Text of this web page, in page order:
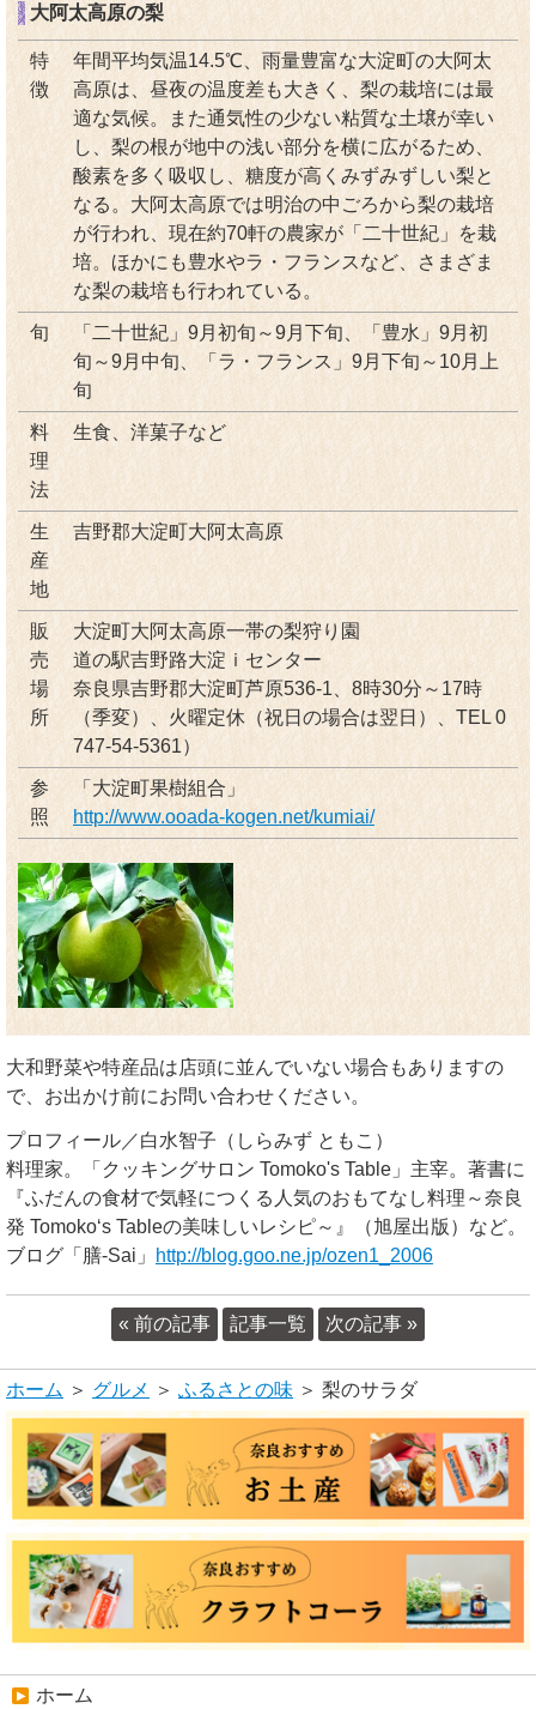
大阿太高原の梨
特
徴
年間平均気温14.5℃、雨量豊富な大淀町の大阿太
高原は、昼夜の温度差も大きく、梨の栽培には最
適な気候。また通気性の少ない粘質な土壌が幸い
し、梨の根が地中の浅い部分を横に広がるため、
酸素を多く吸収し、糖度が高くみずみずしい梨と
なる。大阿太高原では明治の中ごろから梨の栽培
が行われ、現在約70軒の農家が「二十世紀」を栽
培。ほかにも豊水やラ・フランスなど、さまざま
な梨の栽培も行われている。
旬
「二十世紀」9月初旬～9月下旬、「豊水」9月初
旬～9月中旬、「ラ・フランス」9月下旬～10月上
旬
料
理
法
生食、洋菓子など
生
産
地
吉野郡大淀町大阿太高原
販
売
場
所
大淀町大阿太高原一帯の梨狩り園
道の駅吉野路大淀ｉセンター
奈良県吉野郡大淀町芦原536-1、8時30分～17時
（季変）、火曜定休（祝日の場合は翌日）、TEL 0
747-54-5361）
参
照
「大淀町果樹組合」
http://www.ooada-kogen.net/kumiai/
大和野菜や特産品は店頭に並んでいない場合もありますの
で、お出かけ前にお問い合わせください。
プロフィール／白水智子（しらみず ともこ）
料理家。「クッキングサロン Tomoko's Table」主宰。著書に
『ふだんの食材で気軽につくる人気のおもてなし料理～奈良
発 Tomoko‘s Tableの美味しいレシピ～』（旭屋出版）など。
ブログ「膳-Sai」
http://blog.goo.ne.jp/ozen1_2006
« 前の記事 記事一覧 次の記事 »
ホーム ＞ グルメ ＞ ふるさとの味 ＞ 梨のサラダ
ホーム